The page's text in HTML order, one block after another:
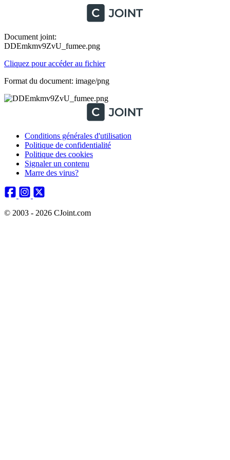
Document joint:
DDEmkmv9ZvU_fumee.png
Cliquez pour accéder au fichier
Format du document: image/png
Conditions générales d'utilisation
Politique de confidentialité
Politique des cookies
Signaler un contenu
Marre des virus?
© 2003 - 2026 CJoint.com